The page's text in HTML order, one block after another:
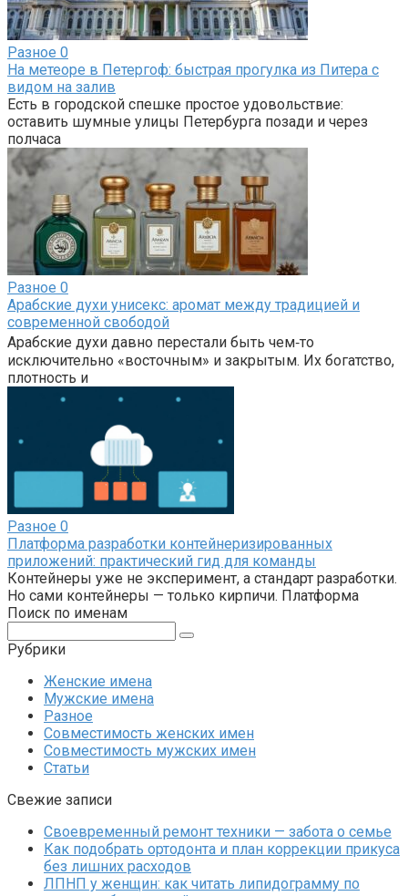
Разное 0
На метеоре в Петергоф: быстрая прогулка из Питера с
видом на залив
Есть в городской спешке простое удовольствие:
оставить шумные улицы Петербурга позади и через
полчаса
Разное 0
Арабские духи унисекс: аромат между традицией и
современной свободой
Арабские духи давно перестали быть чем‑то
исключительно «восточным» и закрытым. Их богатство,
плотность и
Разное 0
Платформа разработки контейнеризированных
приложений: практический гид для команды
Контейнеры уже не эксперимент, а стандарт разработки.
Но сами контейнеры — только кирпичи. Платформа
Поиск по именам
Рубрики
Женские имена
Мужские имена
Разное
Совместимость женских имен
Совместимость мужских имен
Статьи
Свежие записи
Своевременный ремонт техники — забота о семье
Как подобрать ортодонта и план коррекции прикуса
без лишних расходов
ЛПНП у женщин: как читать липидограмму по